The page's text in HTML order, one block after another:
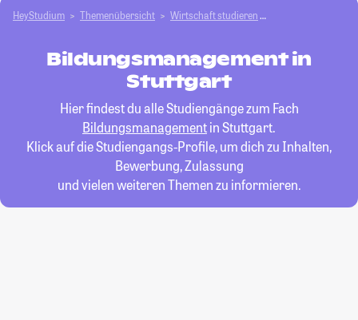
HeyStudium Themenübersicht Wirtschaft studieren
Bildungsmanagement in
Stuttgart
Hier findest du alle Studiengänge zum Fach
Bildungsmanagementin Stuttgart.
Klick auf die Studiengangs-Profile, um dich zu Inhalten,
Bewerbung, Zulassung
und vielen weiteren Themen zu informieren.